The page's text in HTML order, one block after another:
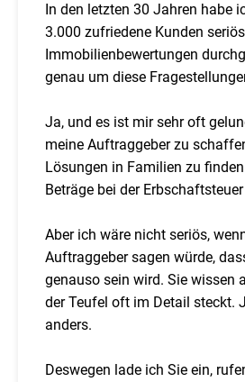
In den letzten 30 Jahren habe
3.000 zufriedene Kunden
Immobilienbewertungen
genau um diese
Ja, und es ist mir sehr oft
meine Auftraggeber zu
Lösungen in Familien zu
Beträge bei der
Aber ich wäre nicht seriös,
Auftraggeber sagen würde,
genauso sein wird. Sie wissen
der Teufel oft im Detail steckt.
anders.
Deswegen lade ich Sie ein,